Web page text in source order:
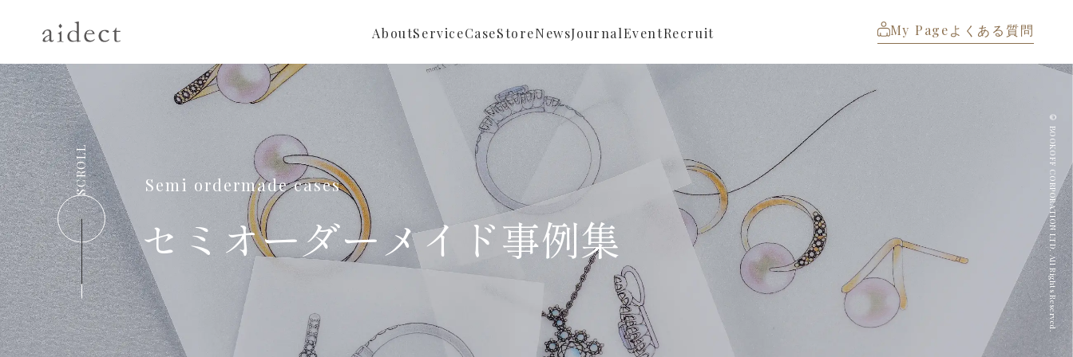
AboutService
Sustainable
Buying
Case
Full ordermade
Semi ordermade
StoreNews
Store News
JournalEventRecruit My Pageよくある質問
Semi ordermade cases
セミオーダーメイド事例集
SCROLL © BOOKOFF CORPORATION LTD. All Rights Reserved.